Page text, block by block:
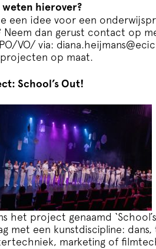
weten hierover?
een idee voor een
Neem dan gerust contact op
VO/ via:
op maat.
School’s Out!
het project genaamd
met een kunstdiscipline:
marketing of